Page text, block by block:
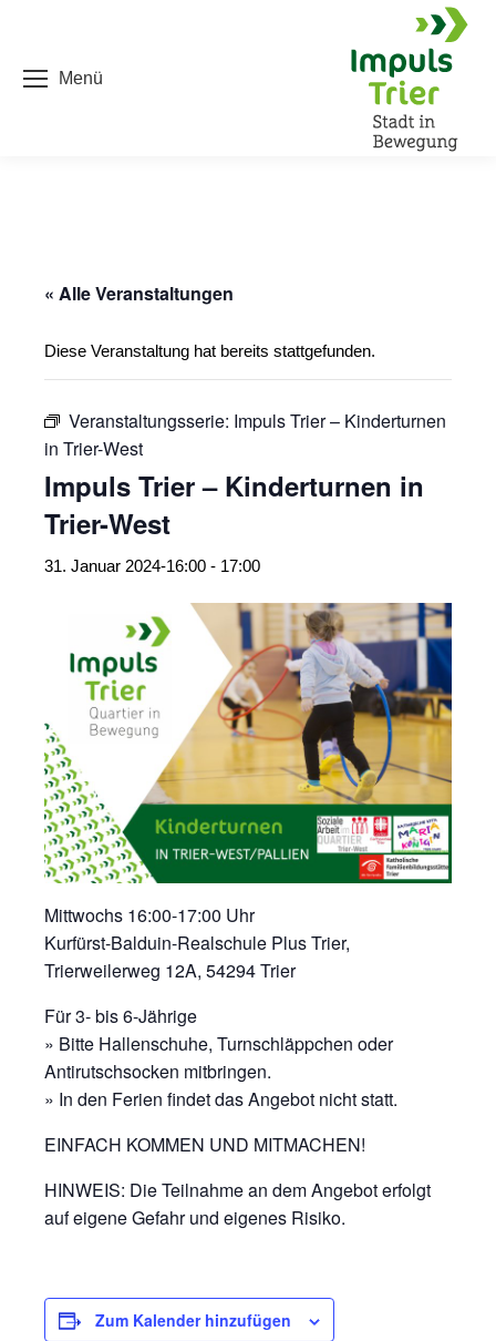
Menü
« Alle Veranstaltungen
Diese Veranstaltung hat bereits stattgefunden.
Veranstaltungsserie: Impuls Trier – Kinderturnen
in Trier-West
Impuls Trier – Kinderturnen in
Trier-West
31. Januar 2024-16:00 - 17:00
Mittwochs 16:00-17:00 Uhr
Kurfürst-Balduin-Realschule Plus Trier,
Trierweilerweg 12A, 54294 Trier
Für 3- bis 6-Jährige
» Bitte Hallenschuhe, Turnschläppchen oder
Antirutschsocken mitbringen.
» In den Ferien findet das Angebot nicht statt.
EINFACH KOMMEN UND MITMACHEN!
HINWEIS: Die Teilnahme an dem Angebot erfolgt
auf eigene Gefahr und eigenes Risiko.
Zum Kalender hinzufügen